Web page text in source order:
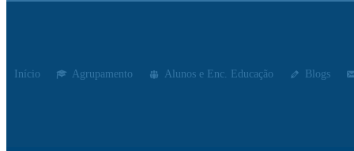
Início Agrupamento Alunos e Enc. Educação Blogs